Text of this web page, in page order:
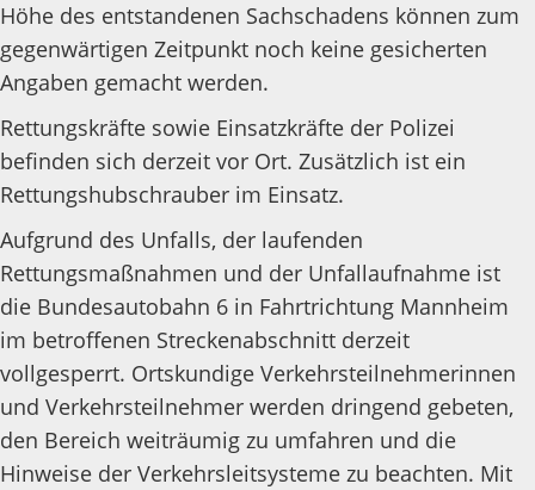
Höhe des entstandenen Sachschadens können zum
gegenwärtigen Zeitpunkt noch keine gesicherten
Angaben gemacht werden.
Rettungskräfte sowie Einsatzkräfte der Polizei
befinden sich derzeit vor Ort. Zusätzlich ist ein
Rettungshubschrauber im Einsatz.
Aufgrund des Unfalls, der laufenden
Rettungsmaßnahmen und der Unfallaufnahme ist
die Bundesautobahn 6 in Fahrtrichtung Mannheim
im betroffenen Streckenabschnitt derzeit
vollgesperrt. Ortskundige Verkehrsteilnehmerinnen
und Verkehrsteilnehmer werden dringend gebeten,
den Bereich weiträumig zu umfahren und die
Hinweise der Verkehrsleitsysteme zu beachten. Mit